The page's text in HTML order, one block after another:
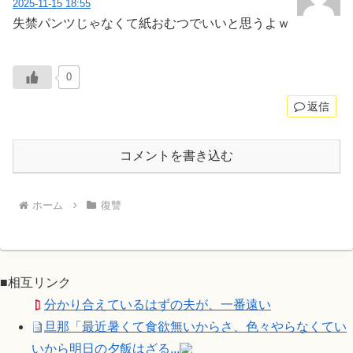
2025-11-15 18:55
失禁パンツじゃなくて紙おむつでいいと思うよｗ
0
返信
コメントを書き込む
ホーム 復讐
■相互リンク
分かり合えているはずの夫が、一番遠い
旦那「最近暑くて食欲無いからさ、色々やらなくてい
いから明日の夕飯はざる...